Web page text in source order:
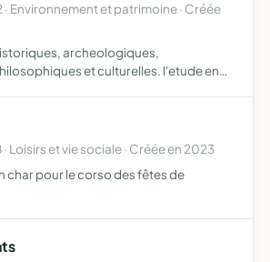
· Environnement et patrimoine · Créée
archeologiques,
et culturelles. l'etude en
Loisirs et vie sociale · Créée en 2023
char pour le corso des fêtes de